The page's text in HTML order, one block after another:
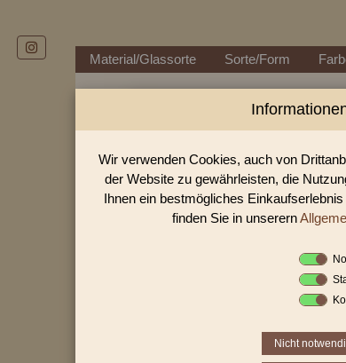
Material/Glassorte Sorte/Form
In unserem Perlen
Wir verwenden Cookies, auch von
der Website zu gewährleisten, die
Ihnen ein bestmögliches
finden Sie in unserern
Nicht